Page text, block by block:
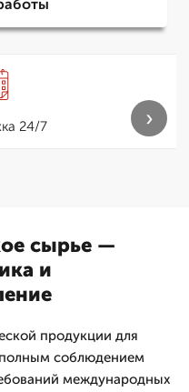
24/7 ›
сырье —
и
продукции для
соблюдением
международных